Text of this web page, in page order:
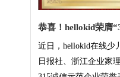
恭喜！hellokid荣膺
近日，hellokid在线少
日报社、浙江企业家